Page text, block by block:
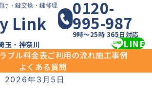
け・鍵交換・鍵修理
Link
玉・神奈川
0120-
995-987
9時〜25時 365日対応
LINE
ブル料金表ご利用の流れ施工事例
よくある質問
2026年3月5日